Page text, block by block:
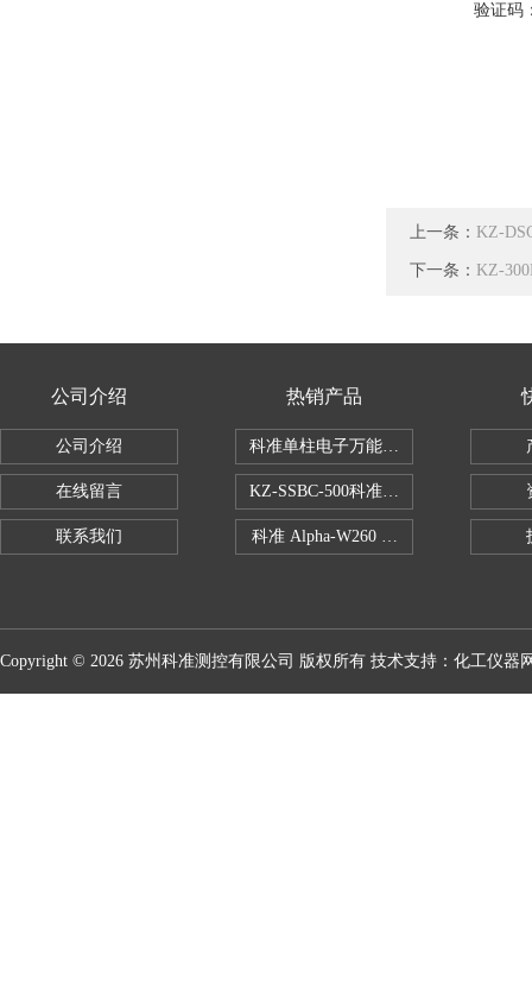
验证码
上一条： KZ-
下一条： KZ-
公司介绍
公司介绍
在线留言
联系我们
热销产品
科准单柱电子万能拉力机KZ-SSBC-500
KZ-SSBC-500科准单柱电子万能试验
科准 Alpha-W260 半导体全自动推拉
Copyright © 2026 苏州科准测控有限公司 版权所有 技术支持： 化工仪器